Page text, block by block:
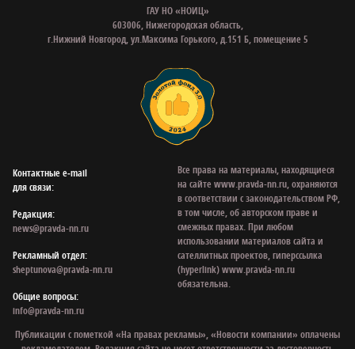
ГАУ НО «НОИЦ»
603006, Нижегородская область,
г.Нижний Новгород, ул.Максима Горького, д.151 Б, помещение 5
Контактные e‑mail
для связи:
Редакция:
news@pravda-nn.ru
Рекламный отдел:
sheptunova@pravda-nn.ru
Общие вопросы:
info@pravda-nn.ru
Все права на материалы, находящиеся
на сайте www.pravda-nn.ru, охраняются
в соответствии с законодательством РФ,
в том числе, об авторском праве и
смежных правах. При любом
использовании материалов сайта и
сателлитных проектов, гиперссылка
(hyperlink) www.pravda-nn.ru
обязательна.
Публикации с пометкой «На правах рекламы», «Новости компании» оплачены